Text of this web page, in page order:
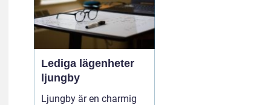
Lediga lägenheter
ljungby
Ljungby är en charmig